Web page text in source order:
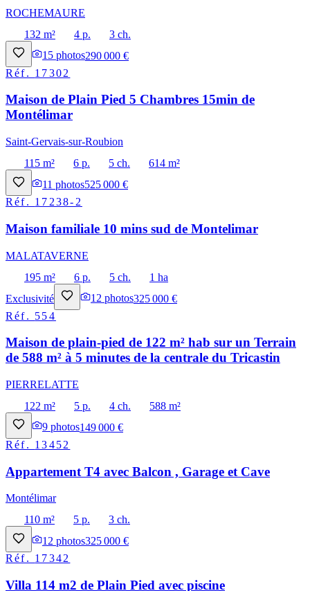
ROCHEMAURE
132 m²
4 p.
3 ch.
15 photos290 000 €
Réf. 17302
Maison de Plain Pied 5 Chambres 15min de
Montélimar
Saint-Gervais-sur-Roubion
115 m²
6 p. 5 ch.
614 m²
11 photos525 000 €
Réf. 17238-2
Maison familiale 10 mins sud de Montelimar
MALATAVERNE
195 m²
6 p. 5 ch.
1 ha
Exclusivité
12 photos325 000 €
Réf. 554
Maison de plain-pied de 122 m² hab sur un Terrain
de 588 m² à 5 minutes de la centrale du Tricastin
PIERRELATTE
122 m²
5 p. 4 ch.
588 m²
9 photos149 000 €
Réf. 13452
Appartement T4 avec Balcon , Garage et Cave
Montélimar
110 m²
5 p.
3 ch.
12 photos325 000 €
Réf. 17342
Villa 114 m2 de Plain Pied avec piscine